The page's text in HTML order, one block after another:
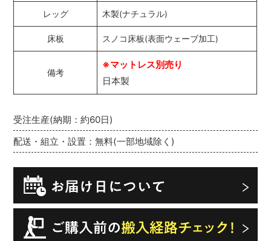
受注生産(納期：約60日)
配送・組立・設置：無料(一部地域除く)
レッグ 木製(ナチュラル)
床板 スノコ床板(表面ウェーブ加工)
備考
※マットレス別売り
日本製